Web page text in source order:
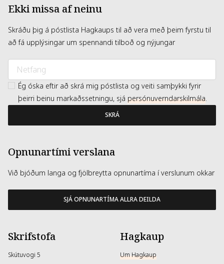
Ekki missa af neinu
Skráðu þig á póstlista Hagkaups til að vera með þeim fyrstu til
að fá upplýsingar um spennandi tilboð og nýjungar
Ég óska eftir að skrá mig póstlista og veiti samþykki fyrir
þeirri beinu markaðssetningu, sjá persónuverndarskilmála.
SKRÁ
Opnunartími verslana
Við bjóðum langa og fjölbreytta opnunartíma í verslunum okkar
SJÁ OPNUNARTÍMA ALLRA DEILDA
Skrifstofa
Skútuvogi 5
Hagkaup
Um Hagkaup